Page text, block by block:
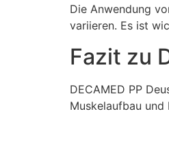
Die Anwendung
variieren. Es ist
Fazit zu
DECAMED PP
Muskelaufbau und